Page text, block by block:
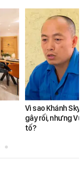
Vì sao Khánh
gây rối, nhưng
tố?